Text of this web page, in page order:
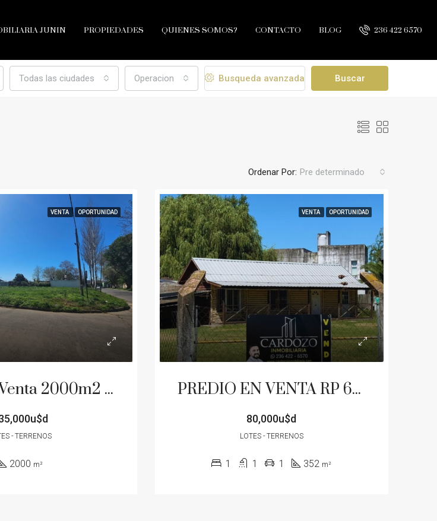
JUNIN PROPIEDADES QUIENES SOMOS? CONTACTO BLOG 236 422 6570
Todas las ciudades Operacion Busqueda avanzada Buscar
Ordenar Por: Pre determinado
VENTA OPORTUNIDAD
Predio En Venta 2000m2 Junin
- TERRENOS
2000 m²
VENTA OPORTUNIDAD
PREDIO EN VENTA RP 65 352M2 CON OFICINA PROXIMO A RN7
80,000u$d
LOTES - TERRENOS
1 1 1 352 m²